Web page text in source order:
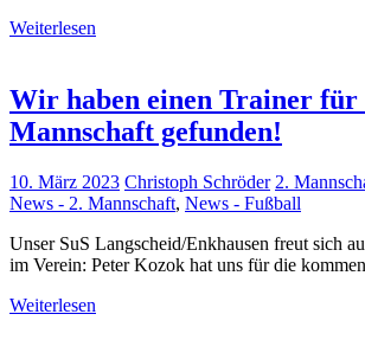
Weiterlesen
Wir haben einen Trainer für
Mannschaft gefunden!
10. März 2023 Christoph Schröder 2.
News - 2. Mannschaft, News - Fußball
Unser SuS Langscheid/Enkhausen freut sich
im Verein: Peter Kozok hat uns für die
Weiterlesen